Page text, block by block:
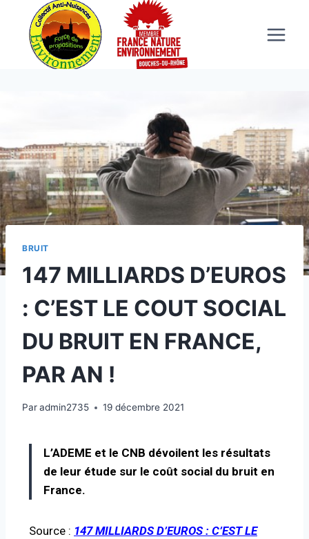
BRUIT
147 MILLIARDS D’EUROS
: C’EST LE COUT SOCIAL
DU BRUIT EN FRANCE,
PAR AN !
Paradmin2735 19 décembre 2021
L’ADEME et le CNB dévoilent les résultats
de leur étude sur le coût social du bruit en
France.
Source : 147 MILLIARDS D’EUROS : C’EST LE